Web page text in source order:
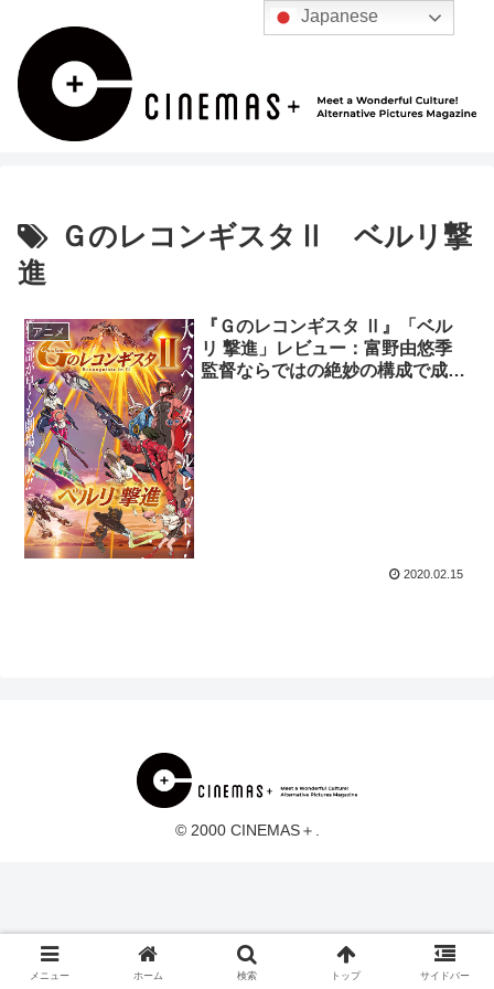
ＧのレコンギスタⅡ ベルリ撃
進
アニメ
『Ｇのレコンギスタ Ⅱ』「ベル
リ 撃進」レビュー：富野由悠季
監督ならではの絶妙の構成で成さ
2020.02.15
© 2000 CINEMAS＋.
メニュー ホーム 検索 トップ サイドバー
Japanese